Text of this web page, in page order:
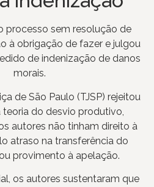
processo sem resolução de
à obrigação de fazer e julgou
de indenização de danos
morais.
de São Paulo (TJSP) rejeitou
do desvio produtivo,
autores não tinham direito à
atraso na transferência do
provimento à apelação.
os autores sustentaram que